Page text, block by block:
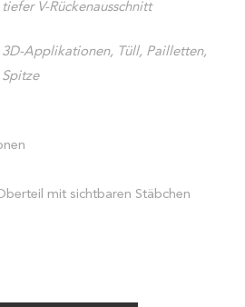
tiefer V-Rückenausschnitt
3D-Applikationen, Tüll, Pailletten,
Spitze
mit sichtbaren Stäbchen